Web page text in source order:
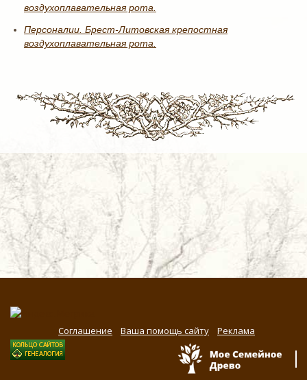
воздухоплавательная рота.
Персоналии. Брест-Литовская крепостная
воздухоплавательная рота.
Соглашение Ваша помощь сайту Реклама